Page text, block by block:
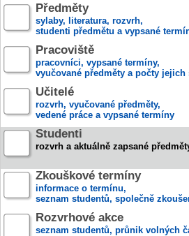
Předměty
sylaby, literatura, rozvrh,
studenti předmětu a vypsané
Pracoviště
pracovníci, vypsané termíny,
vyučované předměty a počty jejich
Učitelé
rozvrh, vyučované předměty,
vedené práce a vypsané termíny
Studenti
rozvrh a aktuálně zapsané
Zkouškové termíny
informace o termínu,
seznam studentů, společně
Rozvrhové akce
seznam studentů, průnik volných